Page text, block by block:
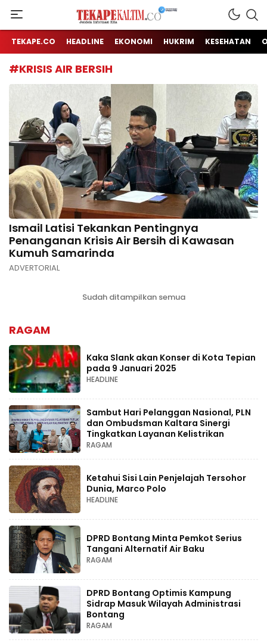
TEKAPE KALTIM
Jendela Informasi Kita
TEKAPE.CO HEADLINE EKONOMI HUKRIM KESEHATAN
#KRISIS AIR BERSIH
Ismail Latisi Tekankan Pentingnya
Penanganan Krisis Air Bersih di Kawasan
Kumuh Samarinda
ADVERTORIAL
Sudah ditampilkan semua
RAGAM
Kaka Slank akan Konser di Kota Tepian
pada 9 Januari 2025
HEADLINE
Sambut Hari Pelanggan Nasional, PLN
dan Ombudsman Kaltara Sinergi
Tingkatkan Layanan Kelistrikan
RAGAM
Ketahui Sisi Lain Penjelajah Tersohor
Dunia, Marco Polo
HEADLINE
DPRD Bontang Minta Pemkot Serius
Tangani Alternatif Air Baku
RAGAM
DPRD Bontang Optimis Kampung
Sidrap Masuk Wilayah Administrasi
Bontang
RAGAM